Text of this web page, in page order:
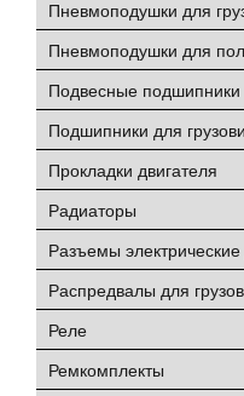
Пневмоподушки для
Пневмоподушки для
Подвесные подшипники
Подшипники для
Прокладки двигателя
Радиаторы
Разъемы электрические
Распредвалы для
Реле
Ремкомплекты